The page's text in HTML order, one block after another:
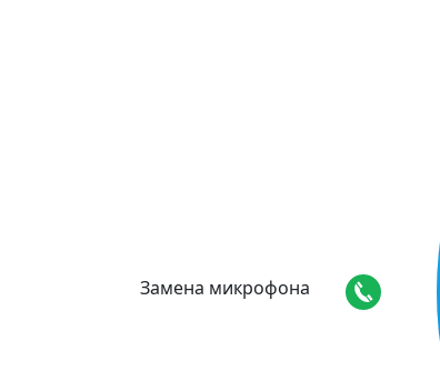
Замена микрофона